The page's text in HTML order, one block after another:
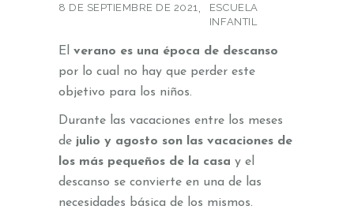
8 DE SEPTIEMBRE DE 2021
ESCUELA
INFANTIL
El verano es una época de descanso
por lo cual no hay que perder este
objetivo para los niños.
Durante las vacaciones entre los meses
de julio y agosto son las vacaciones de
los más pequeños de la casa y el
descanso se convierte en una de las
necesidades básica de los mismos.